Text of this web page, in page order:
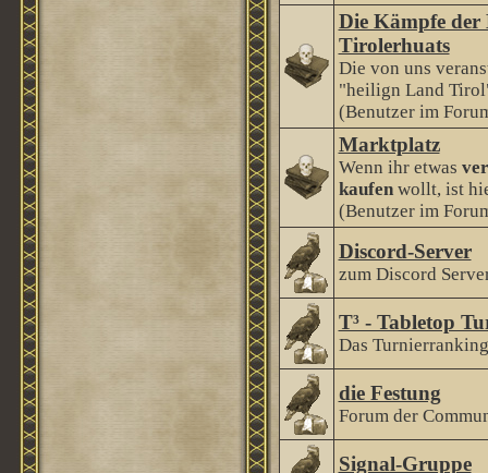
Die Kämpfe der
Tirolerhuats
Die von uns
"heilign Land
(Benutzer im
Marktplatz
Wenn ihr etwas
kaufenwollt, ist
(Benutzer im
Discord-Server
zum Discord
T³ - Tabletop
Das
die Festung
Forum der
Signal-Gruppe